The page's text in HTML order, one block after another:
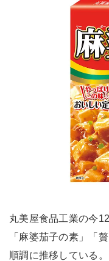
丸美屋食品工業の今
「麻婆茄子の素」「
順調に推移している